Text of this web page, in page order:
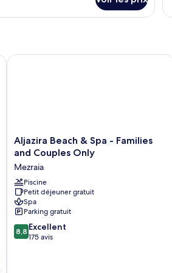
le
Aljazira
Beach
Spa
-
Families
and
Couples
Only
Mezraia
Aljazira Beach & Spa - Families
and Couples Only
Mezraia
Piscine
Petit déjeuner gratuit
Spa
Parking gratuit
8.8
sur
8,8 Excellent
175 avis
Aljazira Beach & Spa - Families and